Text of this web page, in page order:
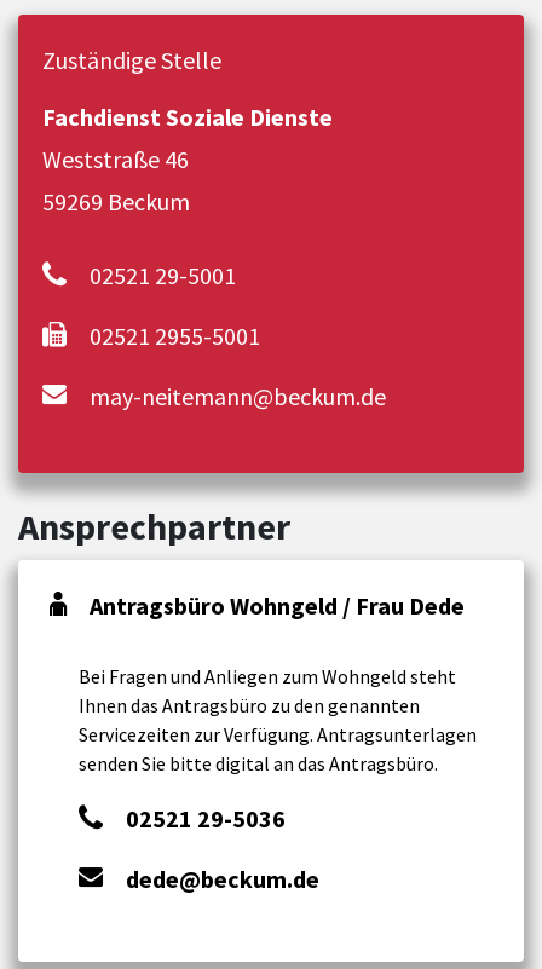
Zuständige Stelle
Fachdienst Soziale Dienste
Weststraße 46
59269 Beckum
02521 29-5001
02521 2955-5001
may-neitemann@beckum.de
Ansprechpartner
Antragsbüro Wohngeld / Frau Dede
Bei Fragen und Anliegen zum Wohngeld steht
Ihnen das Antragsbüro zu den genannten
Servicezeiten zur Verfügung. Antragsunterlagen
senden Sie bitte digital an das Antragsbüro.
02521 29-5036
dede@beckum.de